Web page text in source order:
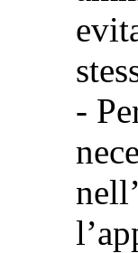
-